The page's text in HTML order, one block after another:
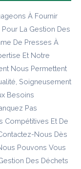
À Fournir
La Gestion Des
De Presses À
Et Notre
Nous Permettent
Soigneusement
Besoins
Pas
Compétitives Et De
Nous Dès
Pouvons Vous
Des Déchets